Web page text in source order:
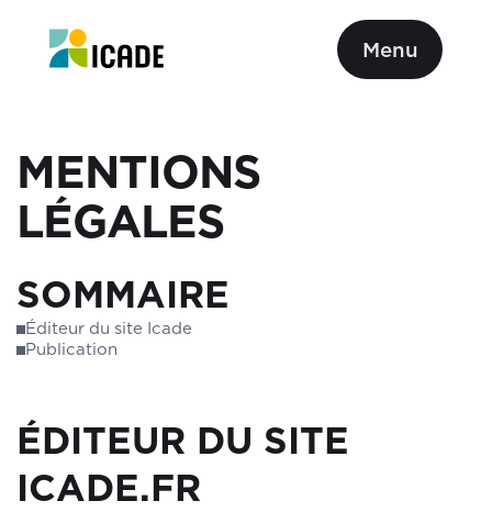
Menu
MENTIONS
LÉGALES
SOMMAIRE
Éditeur du site Icade
Publication
ÉDITEUR DU SITE
ICADE.FR